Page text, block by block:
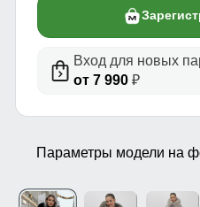
Вход для новых
от 7 990₽
Параметры модели на